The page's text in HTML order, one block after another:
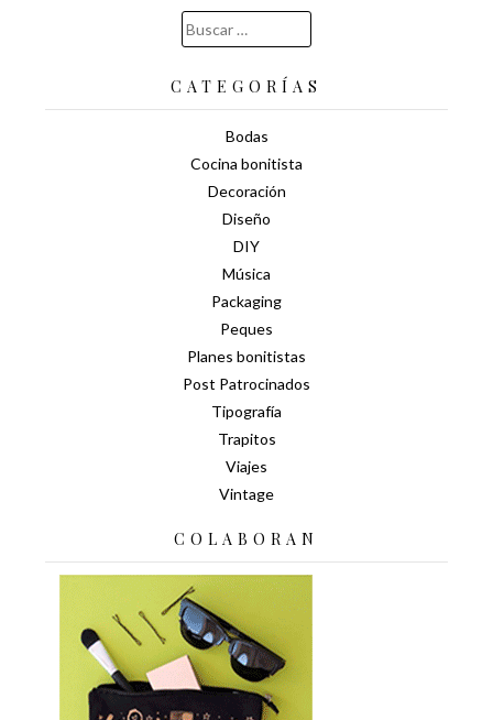
Buscar:
CATEGORÍAS
Bodas
Cocina bonitista
Decoración
Diseño
DIY
Música
Packaging
Peques
Planes bonitistas
Post Patrocinados
Tipografía
Trapitos
Viajes
Vintage
COLABORAN